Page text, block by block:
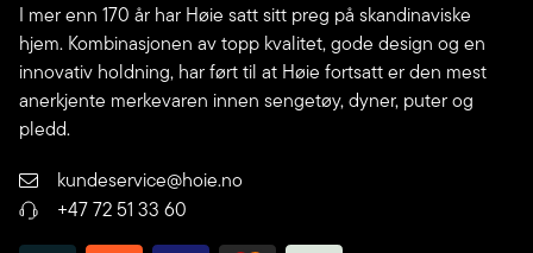
I mer enn 170 år har Høie satt sitt preg på skandinaviske
hjem. Kombinasjonen av topp kvalitet, gode design og en
innovativ holdning, har ført til at Høie fortsatt er den mest
anerkjente merkevaren innen sengetøy, dyner, puter og
pledd.
kundeservice@hoie.no
+47 72 51 33 60